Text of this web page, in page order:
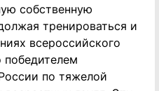
собственную
тренироваться и
всероссийского
победителем
по тяжелой